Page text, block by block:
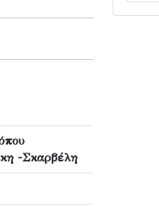
-Σκαρβέλη